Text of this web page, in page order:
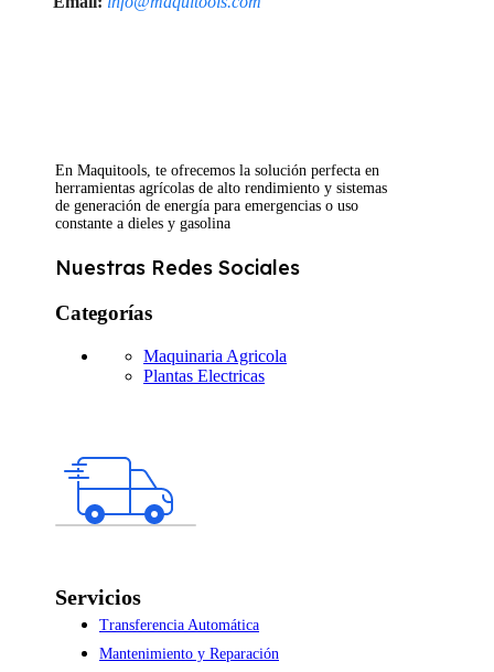
En Maquitools, te ofrecemos la solución perfecta en
herramientas agrícolas de alto rendimiento y sistemas
de generación de energía para emergencias o uso
constante a dieles y gasolina
Nuestras Redes Sociales
Categorías
Maquinaria Agricola
Plantas Electricas
Servicios
Transferencia Automática
Mantenimiento y Reparación